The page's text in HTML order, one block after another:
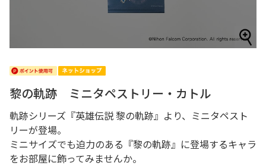
黎の軌跡 ミニタペストリー・カトル
軌跡シリーズ『英雄伝説 黎の軌跡』より、ミニタペスト
リーが登場。
ミニサイズでも迫力のある『黎の軌跡』に登場するキャラ
をお部屋に飾ってみませんか。